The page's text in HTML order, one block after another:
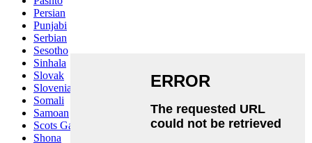
Persian
Punjabi
Serbian
Sesotho
Sinhala
Slovak
Slovenian
Somali
Samoan
Scots Gaelic
Shona